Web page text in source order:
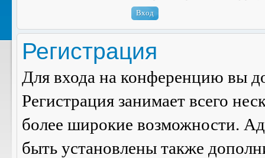
Регистрация
Для входа на конференцию вы
Регистрация занимает всего
более широкие возможности.
быть установлены также